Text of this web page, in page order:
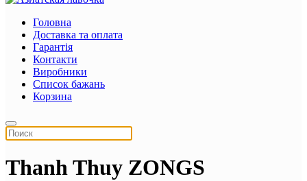
Головна
Доставка та оплата
Гарантія
Контакти
Виробники
Список бажань
Корзина
Thanh Thuy ZONGS